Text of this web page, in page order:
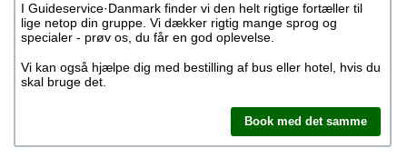
I Guideservice·Danmark finder vi den helt rigtige fortæller til
lige netop din gruppe. Vi dækker rigtig mange sprog og
specialer - prøv os, du får en god oplevelse.
Vi kan også hjælpe dig med bestilling af bus eller hotel, hvis du
skal bruge det.
Book med det samme